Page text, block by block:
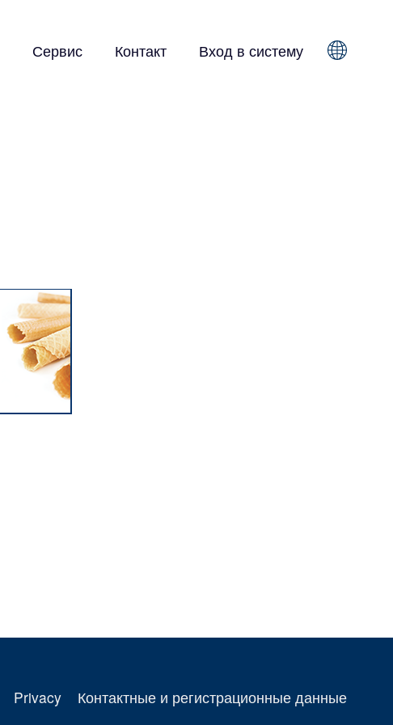
Сервис Контакт Вход в систему
Privacy Контактные и регистрационные данные